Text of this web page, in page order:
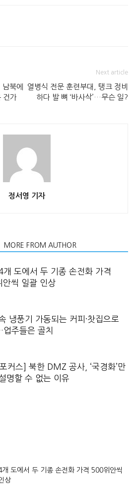
북에
건가
Next article
열병식 전문 훈련부대, 탱크 정비
하다 발 뼈 ‘바사삭’…무슨 일?
정서영 기자
MORE FROM AUTHOR
개 도에서 두 기종 손전화 가격
안씩 일괄 인상
냉풍기 가동되는 커피·찻집으로
주들은 골치
커스] 북한 DMZ 공사, ‘국경화’만
명할 수 없는 이유
개 도에서 두 기종 손전화 가격 500위안씩
상